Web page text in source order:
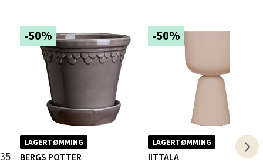
-50%
LAGERTØMMING
BERGS POTTER
-50%
LAGERTØMMING
IITTALA